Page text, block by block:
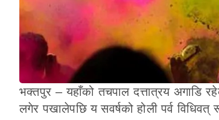
भक्तपुर – यहाँको तचपाल दत्तात्रय अगाडि
लगेर पखालेपछि य सवर्षको होली पर्व विधिवत्